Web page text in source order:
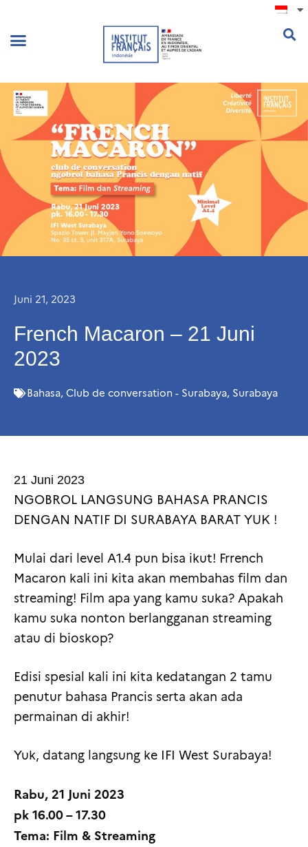
Juni 21, 2023
French Macaron – 21 Juni
2023
Bahasa, Club de conversation - Surabaya, Surabaya
21 Juni 2023
NGOBROL LANGSUNG BAHASA PRANCIS
DENGAN NATIF DI SURABAYA BARAT YUK !
Mulai dari level A1.4 pun bisa ikut! Frrench
Macaron kali ini kita akan membahas film dan
streaming! Film apa yang kamu suka? Apakah
kamu suka nonton berlangganan streaming
atau di bioskop?
Edisi spesial kali ini kita kedatangan 2 tamu
penutur bahasa Prancis serta akan ada
permainan di akhir!
Yuk, datang langsung ke IFI West Surabaya!
Rabu, 21 Juni 2023
pk 16.00 – 17.30
Tema: Film & Streaming